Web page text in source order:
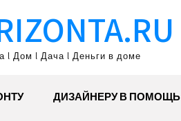
l Дом l Дача l Деньги в доме
ДИЗАЙНЕРУ В ПОМОЩЬ